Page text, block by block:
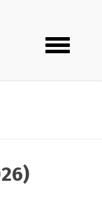
Toggle
navigation